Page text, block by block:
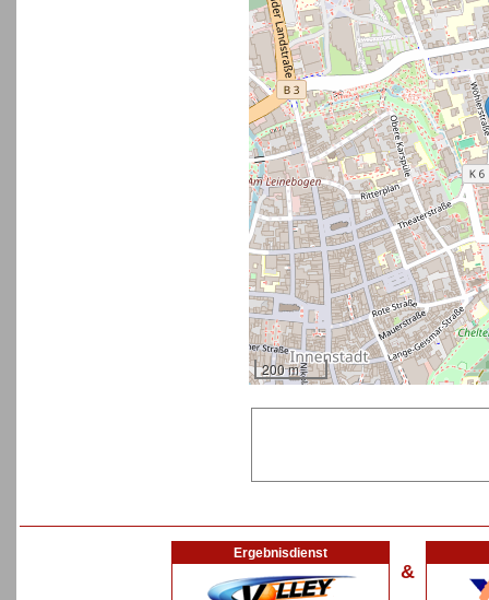
200 m
Ergebnisdienst
&